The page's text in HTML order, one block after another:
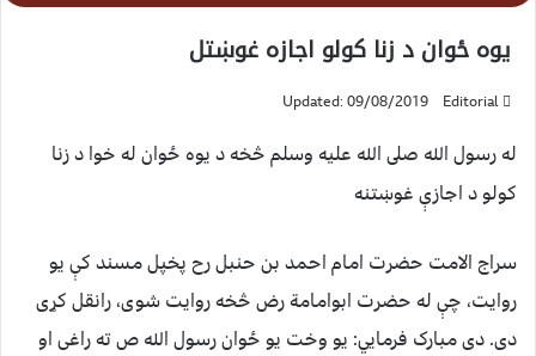
يوه ځوان د زنا کولو اجازه غوښتل
Editorial
Updated: 09/08/2019
له رسول الله صلى الله عليه وسلم څخه د يوه ځوان له خوا د زنا
کولو د اجازې غوښتنه
سراج الامت حضرت امام احمد بن حنبل رح پخپل مسند کې يو
روايت، چې له حضرت ابوامامة رض څخه روايت شوی، رانقل کړی
دی. دی مبارک فرمايي: يو وخت يو ځوان رسول الله ص ته راغی او